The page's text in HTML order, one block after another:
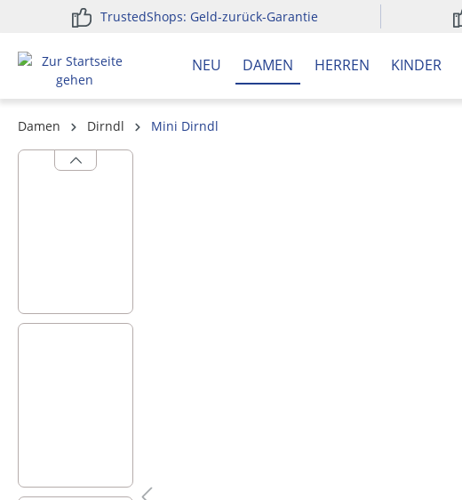
Zur Hauptnavigation springen
TrustedShops: Geld-zurück-Garantie
NEU DAMEN HERREN KINDER
Damen Dirndl
Mini Dirndl
Bildergalerie überspringen